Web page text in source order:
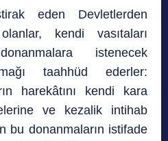
eden Devletlerden
kendi vasıtaları
istenecek
taahhüd ederler:
harekâtını kendi kara
ve kezalik intihab
bu donanmaların istifade